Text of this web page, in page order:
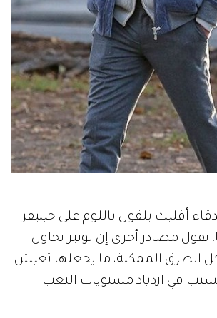
أفليك يلقون باللوم على جينيفر
مصادر أخرى إن لوبيز تحاول
الطرق الممكنة، ما يجعلها تعيش
في ازدياد مستويات التعب